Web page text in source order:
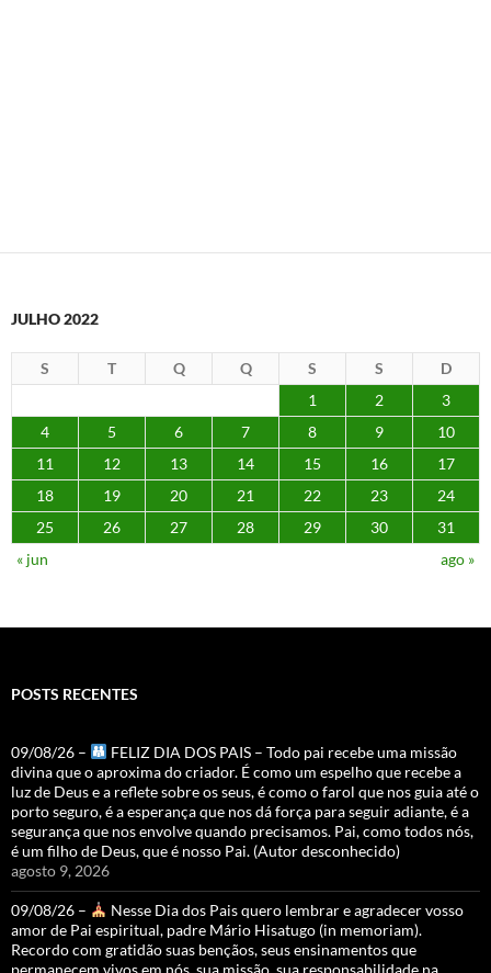
JULHO 2022
S T Q Q S S
D
1
2
3
4
5 6 7 8 9
10
11
12 13 14 15 16
17
18
19 20 21 22 23
24
25
26 27 28 29 30
31
« jun
ago »
POSTS RECENTES
09/08/26 –
FELIZ DIA DOS PAIS – Todo pai recebe uma missão
divina que o aproxima do criador. É como um espelho que recebe a
luz de Deus e a reflete sobre os seus, é como o farol que nos guia até o
porto seguro, é a esperança que nos dá força para seguir adiante, é a
segurança que nos envolve quando precisamos. Pai, como todos nós,
é um filho de Deus, que é nosso Pai. (Autor desconhecido)
agosto 9, 2026
09/08/26 –
Nesse Dia dos Pais quero lembrar e agradecer vosso
amor de Pai espiritual, padre Mário Hisatugo (in memoriam).
Recordo com gratidão suas bençãos, seus ensinamentos que
permanecem vivos em nós, sua missão, sua responsabilidade na